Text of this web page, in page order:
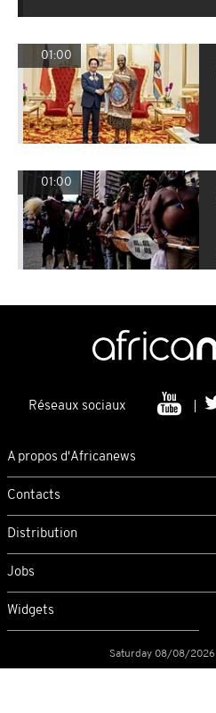
01:00
01:00
Réseaux sociaux
A propos d'Africanews
Contacts
Distribution
Jobs
Widgets
Saturday 08/08/2026